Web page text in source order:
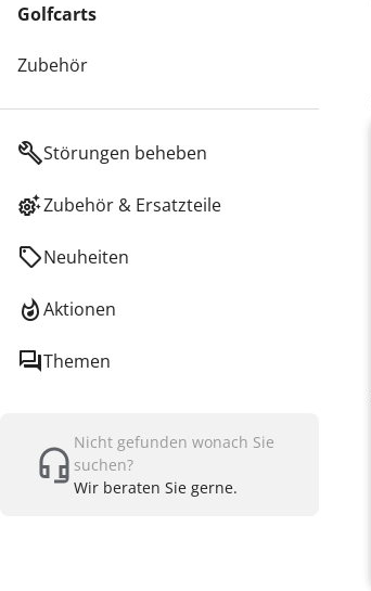
Golfcarts
Zubehör
Störungen beheben
Zubehör & Ersatzteile
Neuheiten
Aktionen
Themen
Nicht gefunden wonach Sie
suchen?
Wir beraten Sie gerne.